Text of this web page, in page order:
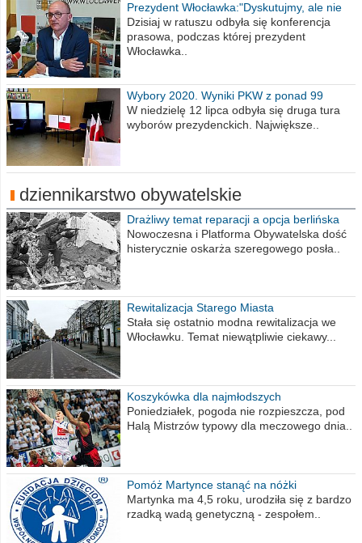
Prezydent Włocławka:"Dyskutujmy, ale nie
obrażajmy się”
Dzisiaj w ratuszu odbyła się konferencja
prasowa, podczas której prezydent
Włocławka..
Wybory 2020. Wyniki PKW z ponad 99
procent obwodów
W niedzielę 12 lipca odbyła się druga tura
wyborów prezydenckich. Największe..
dziennikarstwo obywatelskie
Drażliwy temat reparacji a opcja berlińska
Nowoczesna i Platforma Obywatelska dość
histerycznie oskarża szeregowego posła..
Rewitalizacja Starego Miasta
Stała się ostatnio modna rewitalizacja we
Włocławku. Temat niewątpliwie ciekawy...
Koszykówka dla najmłodszych
Poniedziałek, pogoda nie rozpieszcza, pod
Halą Mistrzów typowy dla meczowego dnia..
Pomóż Martynce stanąć na nóżki
Martynka ma 4,5 roku, urodziła się z bardzo
rzadką wadą genetyczną - zespołem..